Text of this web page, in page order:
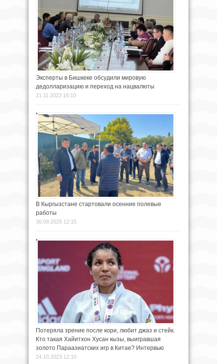
Эксперты в Бишкеке обсудили мировую
дедолларизацию и переход на нацвалюты
21.11.2023 16:10
В Кыргызстане стартовали осенние полевые
работы
30.09.2025 12:15
Потеряла зрение после кори, любит джаз и стейк.
Кто такая Хайитхон Хусан кызы, выигравшая
золото Параазиатских игр в Китае? Интервью
24.10.2023 12:10